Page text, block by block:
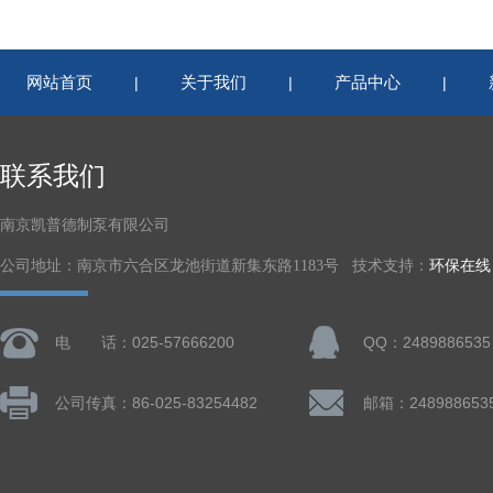
网站首页 | 关于我们 | 产品中心 |
联系我们
南京凯普德制泵有限公司
公司地址：南京市六合区龙池街道新集东路1183号 技术支持： 环保在线
电 话：025-57666200 QQ：2489886535
公司传真：86-025-83254482 邮箱：